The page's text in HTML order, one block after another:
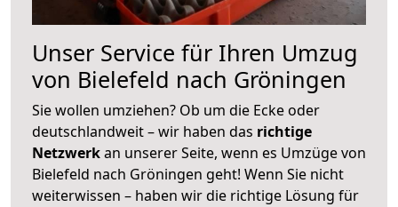
Unser Service für Ihren Umzug
von Bielefeld nach Gröningen
Sie wollen umziehen? Ob um die Ecke oder
deutschlandweit – wir haben das richtige
Netzwerkan unserer Seite, wenn es Umzüge von
Bielefeld nach Gröningen geht! Wenn Sie nicht
weiterwissen – haben wir die richtige Lösung für